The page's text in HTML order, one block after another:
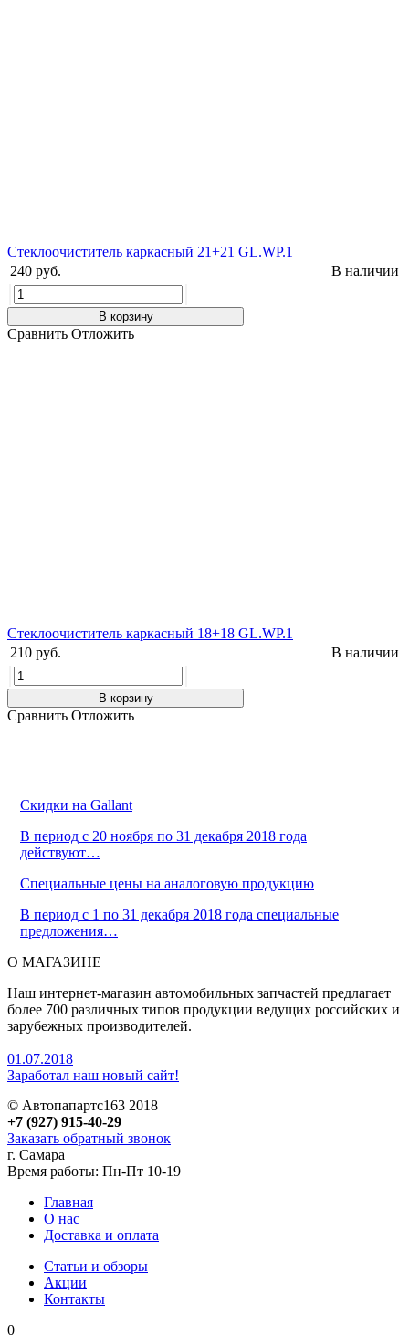
Стеклоочиститель каркасный 21+21 GL.WP.1
240 руб.
В наличии
В корзину
Сравнить Отложить
Стеклоочиститель каркасный 18+18 GL.WP.1
210 руб.
В наличии
В корзину
Сравнить Отложить
Скидки на Gallant
В период с 20 ноября по 31 декабря 2018 года
действуют…
Cпециальные цены на аналоговую продукцию
В период с 1 по 31 декабря 2018 года специальные
предложения…
О МАГАЗИНЕ
Наш интернет-магазин автомобильных запчастей предлагает
более 700 различных типов продукции ведущих российских и
зарубежных производителей.
01.07.2018
Заработал наш новый сайт!
© Автопапартс163 2018
+7 (927) 915-40-29
Заказать обратный звонок
г. Самара
Время работы: Пн-Пт 10-19
Главная
О нас
Доставка и оплата
Статьи и обзоры
Акции
Контакты
0